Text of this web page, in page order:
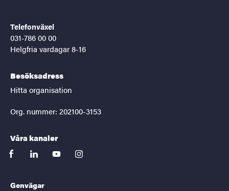
Telefonväxel
031-786 00 00
Helgfria vardagar 8-16
Besöksadress
Hitta organisation
Org. nummer: 202100-3153
Våra kanaler
facebooklinkedinyoutubeinstagram
Genvägar